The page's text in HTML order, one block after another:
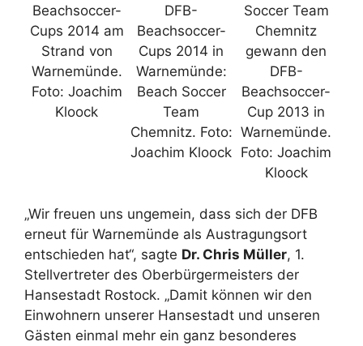
Beachsoccer-
Cups 2014 am
Strand von
Warnemünde.
Foto: Joachim
Kloock
DFB-
Beachsoccer-
Cups 2014 in
Warnemünde:
Beach Soccer
Team
Chemnitz. Foto:
Joachim Kloock
Soccer Team
Chemnitz
gewann den
DFB-
Beachsoccer-
Cup 2013 in
Warnemünde.
Foto: Joachim
Kloock
„Wir freuen uns ungemein, dass sich der DFB
erneut für Warnemünde als Austragungsort
entschieden hat“, sagte Dr. Chris Müller, 1.
Stellvertreter des Oberbürgermeisters der
Hansestadt Rostock. „Damit können wir den
Einwohnern unserer Hansestadt und unseren
Gästen einmal mehr ein ganz besonderes